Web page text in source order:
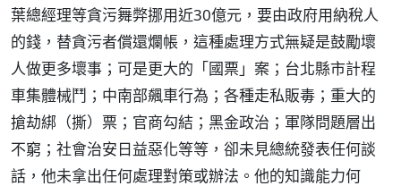
葉總經理等貪污舞弊挪用近30億元，要由政府用納稅人
的錢，替貪污者償還爛帳，這種處理方式無疑是鼓勵壞
人做更多壞事；可是更大的「國票」案；台北縣市計程
車集體械鬥；中南部飆車行為；各種走私販毒；重大的
搶劫綁（撕）票；官商勾結；黑金政治；軍隊問題層出
不窮；社會治安日益惡化等等，卻未見總統發表任何談
話，他未拿出任何處理對策或辦法。他的知識能力何